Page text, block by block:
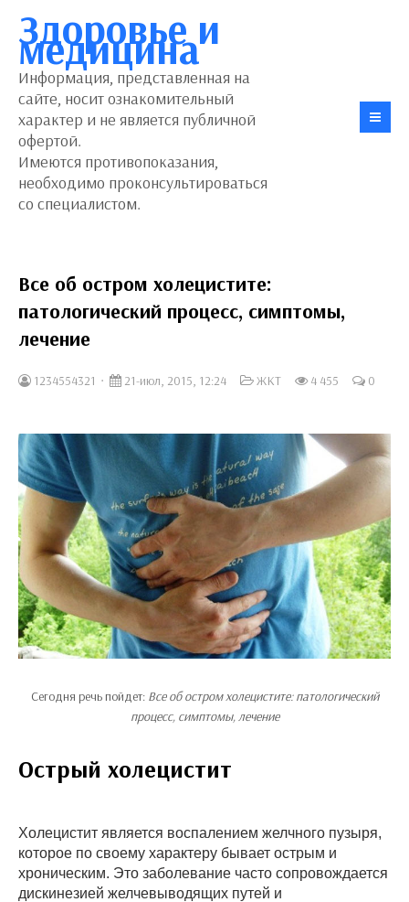
Здоровье и
медицина
Информация, представленная на
сайте, носит ознакомительный
характер и не является публичной
офертой.
Имеются противопоказания,
необходимо проконсультироваться
со специалистом.
Все об остром холецистите:
патологический процесс, симптомы,
лечение
1234554321 21-июл, 2015, 12:24 ЖКТ 4 455 0
Сегодня речь пойдет: Все об остром холецистите: патологический
процесс, симптомы, лечение
Острый холецистит
Холецистит является воспалением желчного пузыря,
которое по своему характеру бывает острым и
хроническим. Это заболевание часто сопровождается
дискинезией желчевыводящих путей и